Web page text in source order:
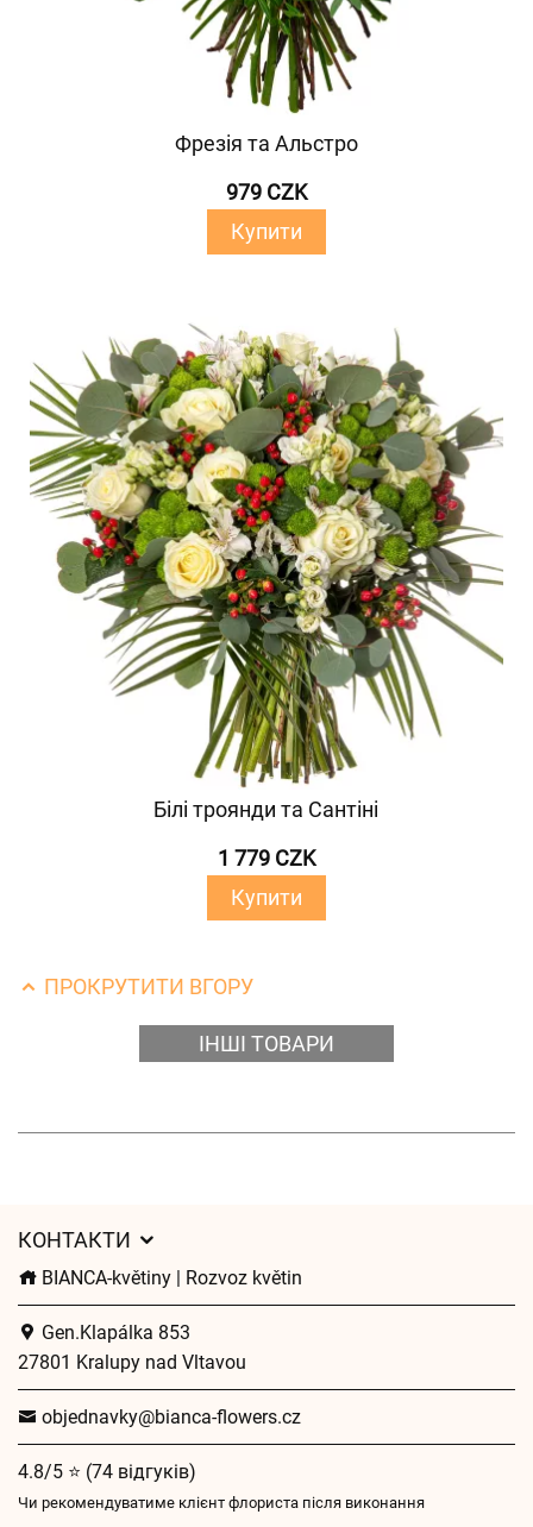
Фрезія та Альстро
979 CZK
Купити
Білі троянди та Сантіні
1 779 CZK
Купити
ПРОКРУТИТИ ВГОРУ
ІНШІ ТОВАРИ
КОНТАКТИ
BIANCA-květiny | Rozvoz květin
Gen.Klapálka 853
27801 Kralupy nad Vltavou
objednavky@bianca-flowers.cz
4.8/5 ⭐ (74 відгуків)
Чи рекомендуватиме клієнт флориста після виконання